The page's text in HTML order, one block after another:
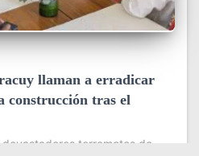
llaman a erradicar
construcción tras el
devastadores terremotos de